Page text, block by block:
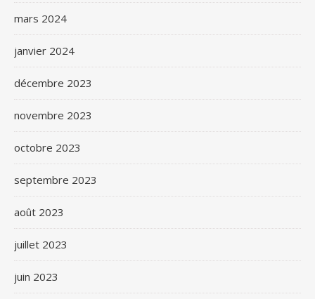
mars 2024
janvier 2024
décembre 2023
novembre 2023
octobre 2023
septembre 2023
août 2023
juillet 2023
juin 2023